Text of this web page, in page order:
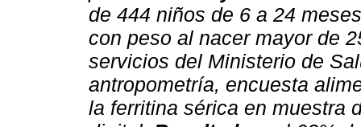
de 444 niños de 6 a 24
con peso al nacer mayor de
servicios del Ministerio de
antropometría, encuesta
la ferritina sérica en muestra